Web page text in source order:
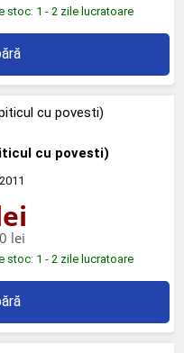
stoc: 1 - 2 zile lucratoare
cu povesti)
lei
stoc: 1 - 2 zile lucratoare